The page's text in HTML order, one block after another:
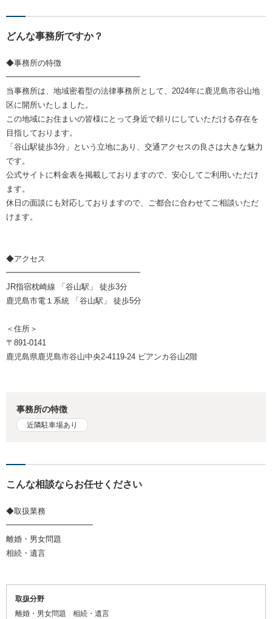
どんな事務所ですか？
◆事務所の特徴
━━━━━━━━━━━━━━━━━
当事務所は、地域密着型の法律事務所として、2024年に鹿児島市谷山地
区に開所いたしました。
この地域にお住まいの皆様にとって身近で頼りにしていただける存在を
目指しております。
「谷山駅徒歩3分」という立地にあり、交通アクセスの良さは大きな魅力
です。
公式サイトに料金表を掲載しておりますので、安心してご利用いただけ
ます。
休日の面談にも対応しておりますので、ご都合に合わせてご相談いただ
けます。
◆アクセス
━━━━━━━━━━━━━━━━━
JR指宿枕崎線 「谷山駅」 徒歩3分
鹿児島市電１系統 「谷山駅」 徒歩5分
＜住所＞
〒891-0141
鹿児島県鹿児島市谷山中央2-4119-24 ビアンカ谷山2階
事務所の特徴
近隣駐車場あり
こんな相談ならお任せください
◆取扱業務
━━━━━━━━━━━
離婚・男女問題
相続・遺言
取扱分野
離婚・男女問題
相続・遺言